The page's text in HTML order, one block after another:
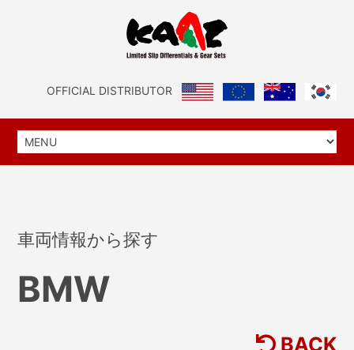
OFFICIAL DISTRIBUTOR
車両情報から探す
BMW
BACK